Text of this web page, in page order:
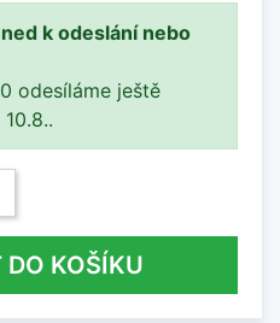
k odeslání nebo
odesíláme ještě
DO KOŠÍKU